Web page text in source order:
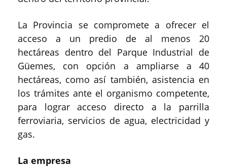
La Provincia se compromete a ofrecer el
acceso a un predio de al menos 20
hectáreas dentro del Parque Industrial de
Güemes, con opción a ampliarse a 40
hectáreas, como así también, asistencia en
los trámites ante el organismo competente,
para lograr acceso directo a la parrilla
ferroviaria, servicios de agua, electricidad y
gas.
La empresa